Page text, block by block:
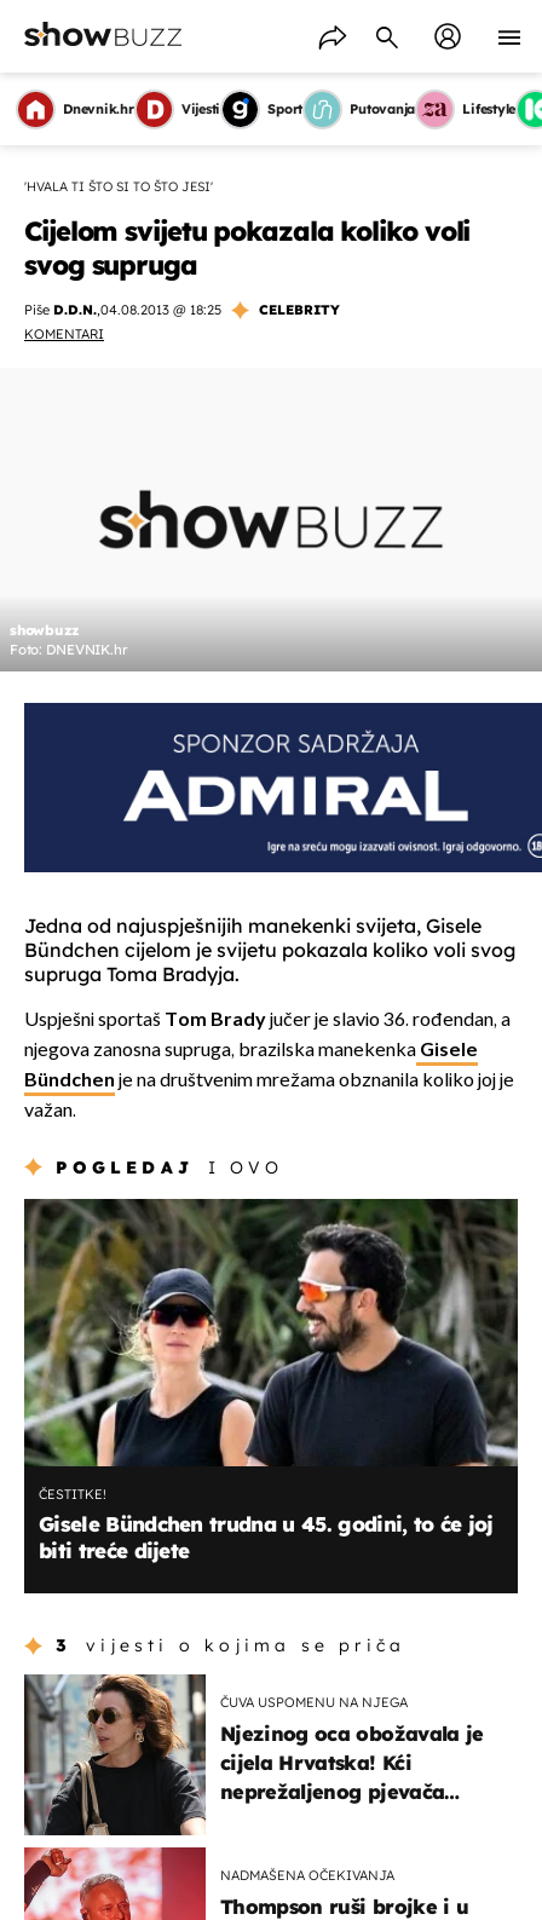
Dnevnik.hr Vijesti Sport Putovanja Lifestyle
'HVALA TI ŠTO SI TO ŠTO JESI'
Cijelom svijetu pokazala koliko voli
svog supruga
Piše D.D.N.,04.08.2013 @ 18:25
CELEBRITY
KOMENTARI
showbuzz
Foto: DNEVNIK.hr
Jedna od najuspješnijih manekenki svijeta, Gisele
Bündchen cijelom je svijetu pokazala koliko voli svog
supruga Toma Bradyja.
Uspješni sportaš Tom Bradyjučer je slavio 36. rođendan, a
njegova zanosna supruga, brazilska manekenka Gisele
Bündchen je na društvenim mrežama obznanila koliko joj je
važan.
POGLEDAJ I OVO
ČESTITKE!
Gisele Bündchen trudna u 45. godini, to će joj
biti treće dijete
3 vijesti o kojima se priča
ČUVA USPOMENU NA NJEGA
Njezinog oca obožavala je
cijela Hrvatska! Kći
neprežaljenog pjevača
NADMAŠENA OČEKIVANJA
Thompson ruši brojke i u